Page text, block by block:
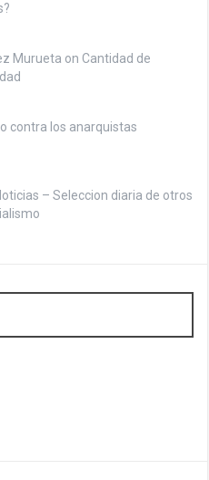
Murueta on Cantidad de
contra los anarquistas
– Seleccion diaria de otros